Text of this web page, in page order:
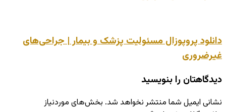
دانلود پروپوزال مسئولیت پزشک و بیمار | جراحی‌های
غیرضروری
دیدگاهتان را بنویسید
نشانی ایمیل شما منتشر نخواهد شد. بخش‌های موردنیاز